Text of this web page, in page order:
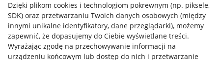
Dzięki plikom cookies i technologiom pokrewnym (np. piksele,
SDK) oraz przetwarzaniu Twoich danych osobowych (między
innymi unikalne identyfikatory, dane przeglądarki), możemy
zapewnić, że dopasujemy do Ciebie wyświetlane treści.
Wyrażając zgodę na przechowywanie informacji na
urządzeniu końcowym lub dostęp do nich i przetwarzanie